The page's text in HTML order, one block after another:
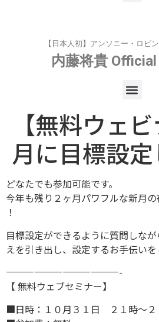
【日本人初】アンソニー・ロビ
内藤将貴
【無料ウェ
月に目標設定
どなたでも参加可能です。
今年も残り２ヶ月パワフルな新月
！
目標設定ができるように質問しな
えを引き出し、設定するお手伝いを
————————————-
【 無料ウェブセミナー】
■日時：１０月３１日 ２１時〜２